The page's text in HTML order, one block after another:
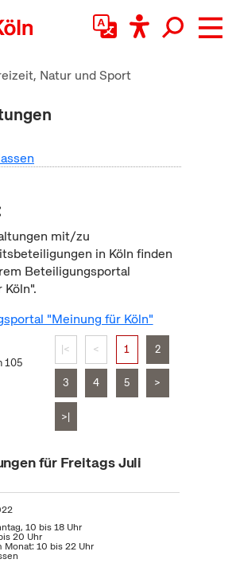
Natur und Sport
mit/zu
in Köln finden
Beteiligungsportal
"Meinung für Köln"
105
|< < 1 2
3 4 5 >
>|
für Freitags Juli
10 bis 18 Uhr
20 Uhr
Monat: 10 bis 22 Uhr